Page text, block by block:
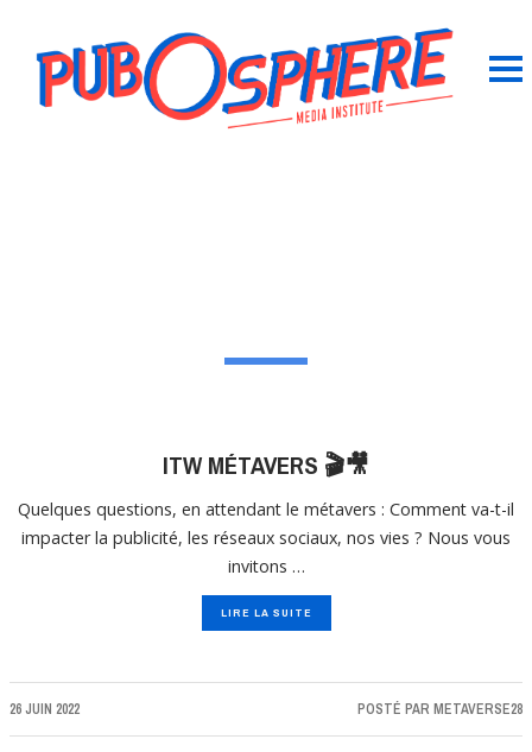
ITW MÉTAVERS 🎬🎥
Quelques questions, en attendant le métavers : Comment va-t-il
impacter la publicité, les réseaux sociaux, nos vies ? Nous vous
invitons …
LIRE LA SUITE
26 JUIN 2022 POSTÉ PAR METAVERSE28